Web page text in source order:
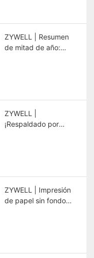
ZYWELL | Resumen
de mitad de año:
innovación.
ZYWELL |
¡Respaldado por
significativamente la
vida útil de la
impresora.
ZYWELL | Impresión
de papel sin fondo